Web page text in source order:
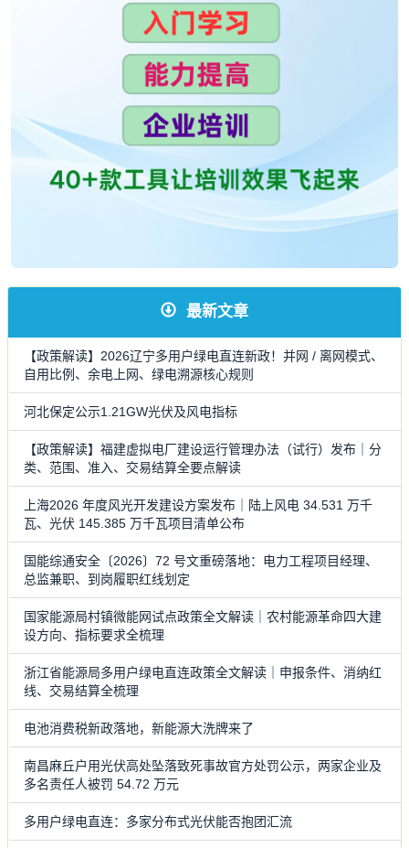
最新文章
【政策解读】2026辽宁多用户绿电直连新政！并网 / 离网模式、
自用比例、余电上网、绿电溯源核心规则
河北保定公示1.21GW光伏及风电指标
【政策解读】福建虚拟电厂建设运行管理办法（试行）发布｜分
类、范围、准入、交易结算全要点解读
上海2026 年度风光开发建设方案发布｜陆上风电 34.531 万千
瓦、光伏 145.385 万千瓦项目清单公布
国能综通安全〔2026〕72 号文重磅落地：电力工程项目经理、
总监兼职、到岗履职红线划定
国家能源局村镇微能网试点政策全文解读｜农村能源革命四大建
设方向、指标要求全梳理
浙江省能源局多用户绿电直连政策全文解读｜申报条件、消纳红
线、交易结算全梳理
电池消费税新政落地，新能源大洗牌来了
南昌麻丘户用光伏高处坠落致死事故官方处罚公示，两家企业及
多名责任人被罚 54.72 万元
多用户绿电直连：多家分布式光伏能否抱团汇流